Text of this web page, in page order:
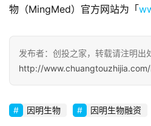
观
初
创
企
物（MingMed）官方网站为「
发布者：创投之家，转载请注明出
http://
因明生物 因明生物融资